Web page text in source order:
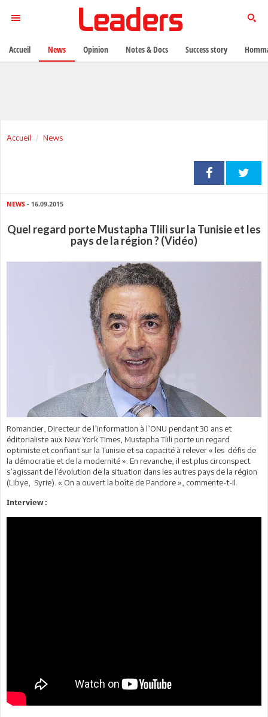
Accueil News
NEWS - 16.09.2015
Quel regard porte Mustapha Tlili sur la Tunisie et les
pays de la région ? (Vidéo)
Romancier, Directeur de l’information à l’ONU pendant 30 ans et
éditorialiste aux New York Times, Mustapha Tlili porte un regard
optimiste et confiant sur la Tunisie et sa capacité à relever « les défis de
la démocratie et de la modernité ». En revanche, il est plus circonspect
s’agissant de l’évolution de la situation dans les autres pays de la région
(Libye,
Syrie). « On a ouvert la boîte de Pandore », commente-t-il.
Interview :
Accueil News Opinion Notes & Docs Success story